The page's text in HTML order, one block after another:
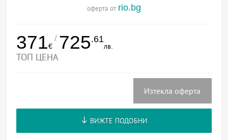
оферта от rio.bg
371€
/ 725.61
лв.
ТОП ЦЕНА
Изтекла оферта
ВИЖТЕ ПОДОБНИ